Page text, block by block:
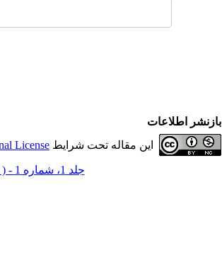
بازنشر اطلاعات
این مقاله تحت شرایط License
جلد 1، شماره 1 - ( 6-1386 )